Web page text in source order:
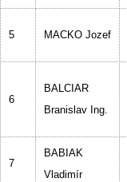
5 MACKO Jozef
6
BALCIAR
Branislav Ing.
7
BABIAK
Vladimír